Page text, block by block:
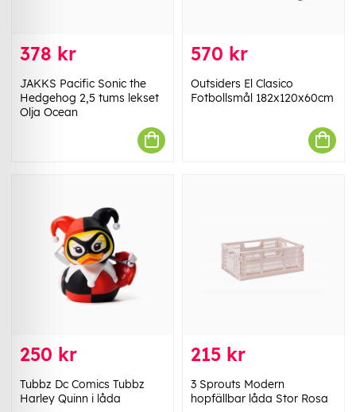
378 kr
JAKKS Pacific Sonic the
Hedgehog 2,5 tums lekset
Olja Ocean
570 kr
Outsiders El Clasico
Fotbollsmål 182x120x60cm
250 kr
Tubbz Dc Comics Tubbz
Harley Quinn i låda
215 kr
3 Sprouts Modern
hopfällbar låda Stor Rosa